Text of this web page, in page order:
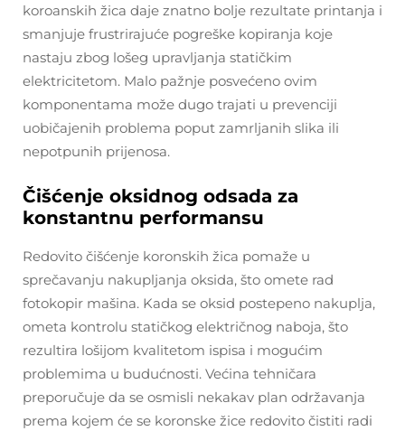
koroanskih žica daje znatno bolje rezultate printanja i
smanjuje frustrirajuće pogreške kopiranja koje
nastaju zbog lošeg upravljanja statičkim
elektricitetom. Malo pažnje posvećeno ovim
komponentama može dugo trajati u prevenciji
uobičajenih problema poput zamrljanih slika ili
nepotpunih prijenosa.
Čišćenje oksidnog odsada za
konstantnu performansu
Redovito čišćenje koronskih žica pomaže u
sprečavanju nakupljanja oksida, što omete rad
fotokopir mašina. Kada se oksid postepeno nakuplja,
ometa kontrolu statičkog električnog naboja, što
rezultira lošijom kvalitetom ispisa i mogućim
problemima u budućnosti. Većina tehničara
preporučuje da se osmisli nekakav plan održavanja
prema kojem će se koronske žice redovito čistiti radi